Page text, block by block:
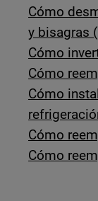
Cómo
y bisagras
Cómo
Cómo
Cómo
Cómo
Cómo